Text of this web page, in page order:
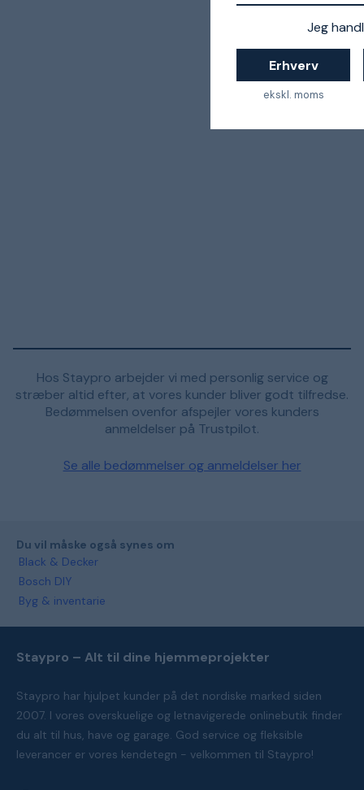
Jeg
Erhverv
ekskl. moms
Hos Staypro arbejder vi med personlig service og
stræber altid efter, at vores kunder bliver godt tilfredse.
Bedømmelsen ovenfor afspejler vores kunders
anmeldelser på Trustpilot.
Se alle bedømmelser og anmeldelser her
Du vil måske også synes om
Black & Decker
Bosch DIY
Byg & inventarie
Staypro – Alt til dine hjemmeprojekter
Staypro har hjulpet kunder på det nordiske marked siden
2007. I vores overskuelige og letnavigerede onlinebutik finder
du alt til hus, have og garage. God service og fleksible
leverancer er vores kendetegn - velkommen til Staypro!